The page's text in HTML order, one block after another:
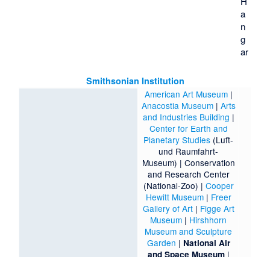
a
n
g
ar
Smithsonian Institution
American Art Museum|
Anacostia Museum| Arts
and Industries Building |
Center for Earth and
Planetary Studies (Luft-
und Raumfahrt-
Museum) | Conservation
and Research Center
(National-Zoo) | Cooper
Hewitt Museum| Freer
Gallery of Art| Figge Art
Museum | Hirshhorn
Museum and Sculpture
Garden | National Air
and Space Museum|